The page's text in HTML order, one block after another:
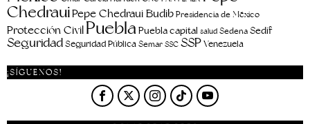
ChedrauiPepe Chedraui BudibPresidencia de México
Protección Civil PueblaPuebla capital salud Sedena Sedif
SeguridadSeguridad Pública Semar SSC SSPVenezuela
¡SÍGUENOS!